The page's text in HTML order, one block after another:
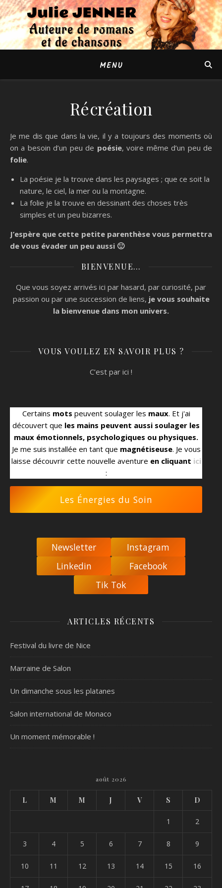
MENU
Récréation
Je me dis que dans la vie, il y a toujours des moments où
on a besoin d’un peu de poésie, voire même d’un peu de
folie.
La poésie je la trouve dans les paysages ; que ce soit la
nature, le ciel, la mer ou la montagne.
La folie je la trouve en dessinant des choses très
simples et un peu bizarres.
J’espère que cette petite parenthèse vous permettra
de vous évader un peu aussi 🙂
BIENVENUE…
Que vous soyez arrivés ici par hasard, par curiosité, par
passion ou par une succession de liens, je vous souhaite
la bienvenue dans mon univers.
VOUS VOULEZ EN SAVOIR PLUS ?
C’est par ici !
Certains mots peuvent soulager les maux. Et j'ai
découvert que les mains peuvent aussi soulager les
maux émotionnels, psychologiques ou physiques.
Je me suis installée en tant que magnétiseuse. Je vous
laisse découvrir cette nouvelle aventure en cliquant ici
:
Les Énergies du Soin
Newsletter
Instagram
Linkedin
Facebook
Tik Tok
ARTICLES RÉCENTS
Festival du livre de Nice
Marraine de Salon
Un dimanche sous les platanes
Salon international de Monaco
Un moment mémorable !
août 2026
L M M J V S D
1 2
3 4 5 6 7 8 9
10 11 12 13 14 15 16